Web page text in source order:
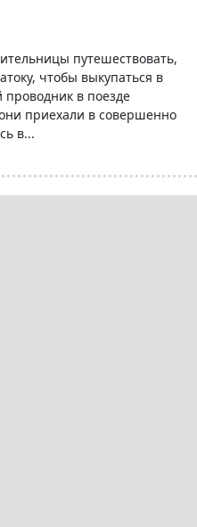
путешествовать,
чтобы выкупаться в
в поезде
приехали в совершенно
в...